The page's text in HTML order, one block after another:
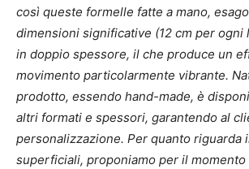
così queste formelle fatte a mano,
dimensioni significative (12 cm per ogni
in doppio spessore, il che produce un
movimento particolarmente vibrante.
prodotto, essendo hand-made, è
altri formati e spessori, garantendo al
personalizzazione. Per quanto riguarda
superficiali, proponiamo per il